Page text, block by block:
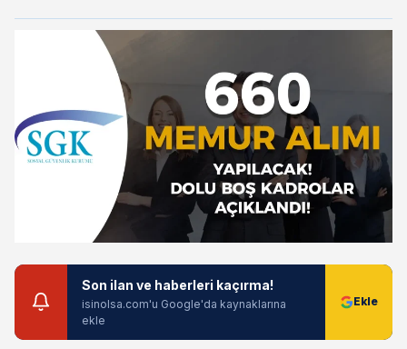
Son ilan ve haberleri kaçırma!
isinolsa.com'u Google'da kaynaklarına
ekle